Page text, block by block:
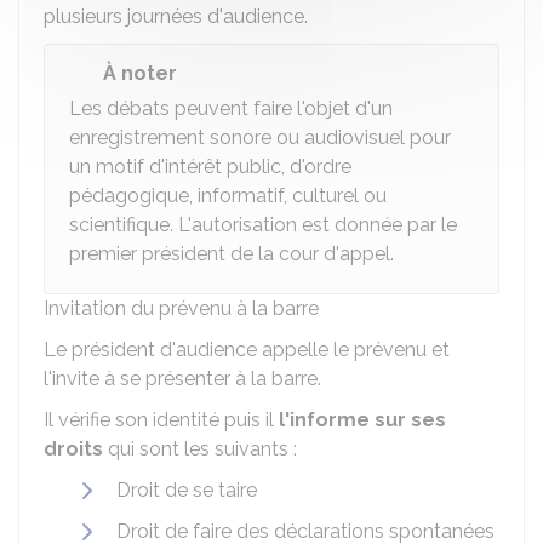
plusieurs journées d'audience.
À noter
Les débats peuvent faire l'objet d'un
enregistrement sonore ou audiovisuel pour
un motif d'intérêt public, d'ordre
pédagogique, informatif, culturel ou
scientifique. L'autorisation est donnée par le
premier président de la cour d'appel.
Invitation du prévenu à la barre
Le président d'audience appelle le prévenu et
l'invite à se présenter à la barre.
Il vérifie son identité puis il l'informe sur ses
droits qui sont les suivants :
Droit de se taire
Droit de faire des déclarations spontanées